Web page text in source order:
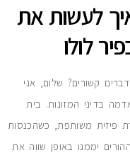
לעשות את
לולו
קשורים? שלום, אני
בדיני המזונות. בית
פיזית משותפת, כשהכנסות
מגיל 6 ומעלה, שני ההורים יממנו באופן שווה את